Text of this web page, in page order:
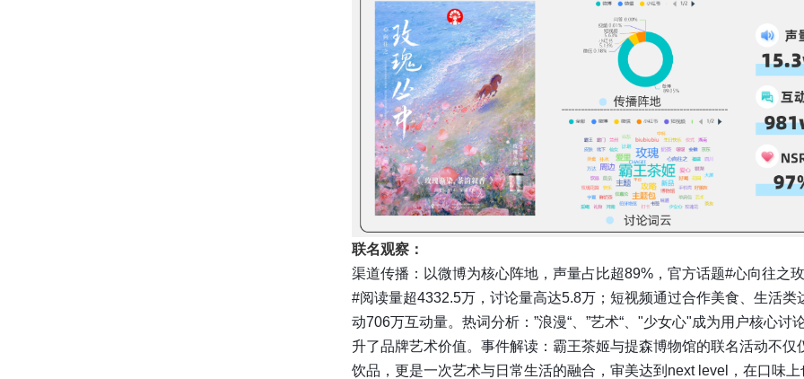
联名观察：
渠道传播：以微博为核心阵地，声量占比超89%，官方话题#心向往之
#阅读量超4332.5万，讨论量高达5.8万；短视频通过合作美食、生活类
动706万互动量。热词分析：”浪漫“、”艺术“、"少女心"成为用户核心讨
升了品牌艺术价值。事件解读：霸王茶姬与提森博物馆的联名活动不仅
饮品，更是一次艺术与日常生活的融合，审美达到next level，在口味上